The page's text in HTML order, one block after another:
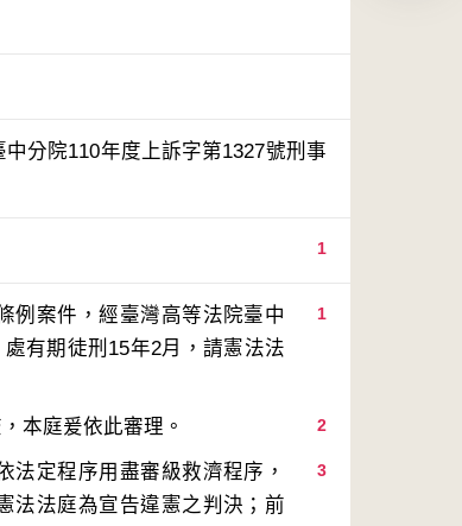
分院110年度上訴字第1327號刑事
1
1
例案件，經臺灣高等法院臺中
有期徒刑15年2月，請憲法法
2
3
法定程序用盡審級救濟程序，
法法庭為宣告違憲之判決；前